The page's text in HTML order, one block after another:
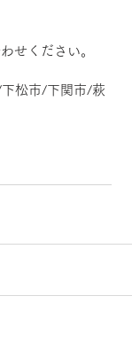
せください。
松市/下関市/萩